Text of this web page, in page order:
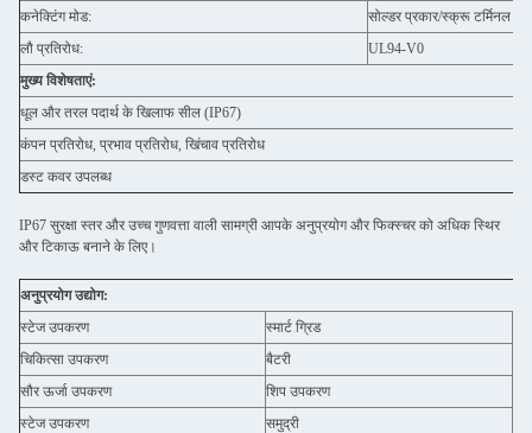
कनेक्टिंग मोड:
सोल्डर प्रकार/स्क्रू टर्मिनल
लौ प्रतिरोध:
UL94-V0
मुख्य विशेषताएं:
धूल और तरल पदार्थ के खिलाफ सील (IP67)
कंपन प्रतिरोध, प्रभाव प्रतिरोध, खिंचाव प्रतिरोध
डस्ट कवर उपलब्ध
IP67 सुरक्षा स्तर और उच्च गुणवत्ता वाली सामग्री आपके अनुप्रयोग और फिक्स्चर को अधिक स्थिर
और टिकाऊ बनाने के लिए।
अनुप्रयोग उद्योग:
स्टेज उपकरण
स्मार्ट ग्रिड
चिकित्सा उपकरण
बैटरी
सौर ऊर्जा उपकरण
शिप उपकरण
स्टेज उपकरण
समुद्री